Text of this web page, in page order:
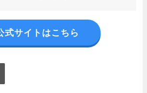
式サイトはこちら